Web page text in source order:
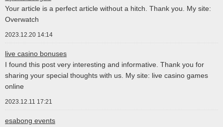
Your article is a perfect article without a hitch. Thank you. My site:
Overwatch
2023.12.20 14:14
live casino bonuses
I found this post very interesting and informative. Thank you for
sharing your special thoughts with us. My site: live casino games
online
2023.12.11 17:21
esabong events